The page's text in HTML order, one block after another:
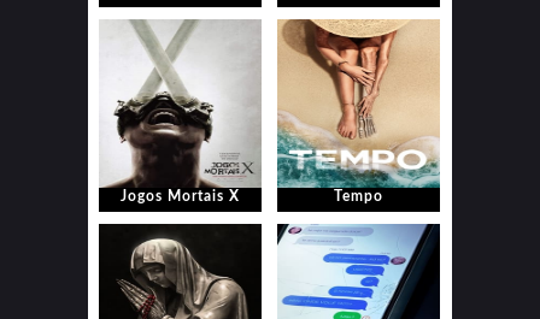
Jogos Mortais X Tempo